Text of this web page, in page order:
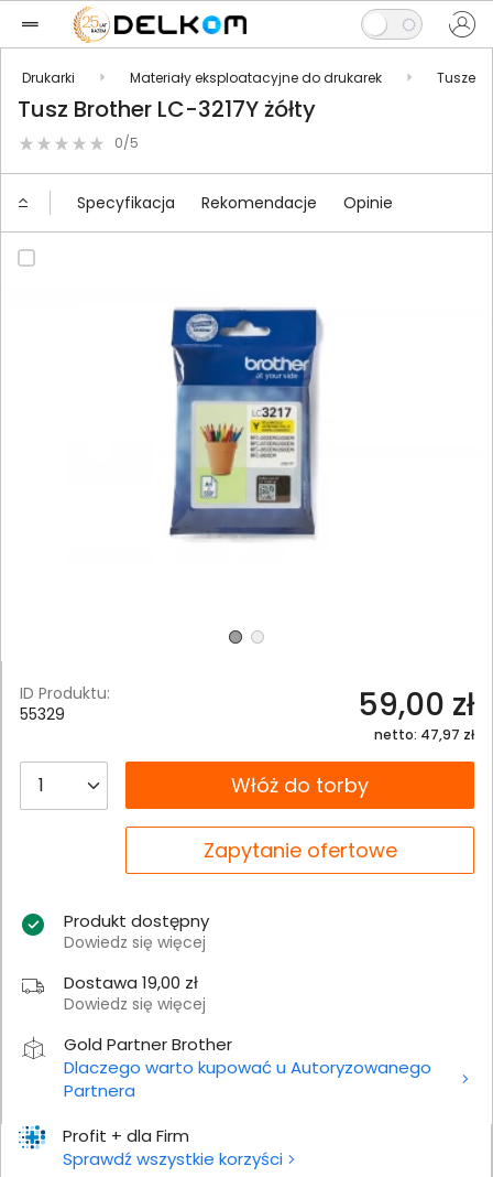
Drukarki Materiały eksploatacyjne do drukarek Tusze
Tusz Brother LC-3217Y żółty
0/5
Specyfikacja Rekomendacje Opinie
Profit + dla Firm
Sprawdź wszystkie korzyści
ID Produktu:
55329
59,00 zł
netto: 47,97 zł
__B2C.PRODUCT.QUANTITYWłóż do torby
Zapytanie ofertowe
Produkt dostępny
Dowiedz się więcej
Dostawa 19,00 zł
Dowiedz się więcej
Gold Partner Brother
Dlaczego warto kupować u Autoryzowanego
Partnera